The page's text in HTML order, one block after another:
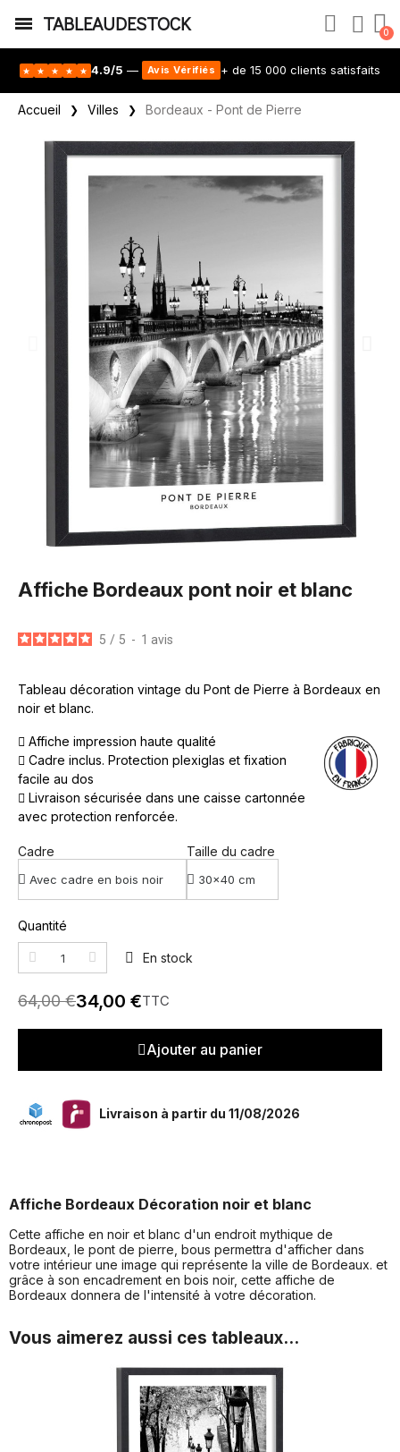
TABLEAUDESTOCK
★ ★ ★ ★ ★ 4.9/5 — Avis Vérifiés + de 15 000 clients satisfaits
Accueil Villes Bordeaux - Pont de Pierre
Affiche Bordeaux pont noir et blanc
5 / 5 - 1 avis
Tableau décoration vintage du Pont de Pierre à Bordeaux en
noir et blanc.
Affiche impression haute qualité
Cadre inclus. Protection plexiglas et fixation
facile au dos
Livraison sécurisée dans une caisse cartonnée
avec protection renforcée.
Cadre Taille du cadre
Quantité
En stock
64,00 €34,00 €TTC
Ajouter au panier
Livraison à partir du 11/08/2026
Affiche Bordeaux Décoration noir et blanc
Cette affiche en noir et blanc d'un endroit mythique de
Bordeaux, le pont de pierre, bous permettra d'afficher dans
votre intérieur une image qui représente la ville de Bordeaux. et
grâce à son encadrement en bois noir, cette affiche de
Bordeaux donnera de l'intensité à votre décoration.
Vous aimerez aussi ces tableaux...